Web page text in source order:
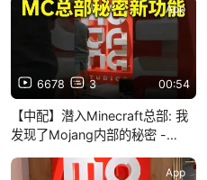
6678 3 00:54
App
【中配】潜入Minecraft总部: 我
发现了Mojang内部的秘密 -
App